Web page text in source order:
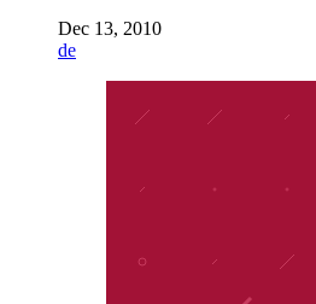
Dec 13, 2010
de